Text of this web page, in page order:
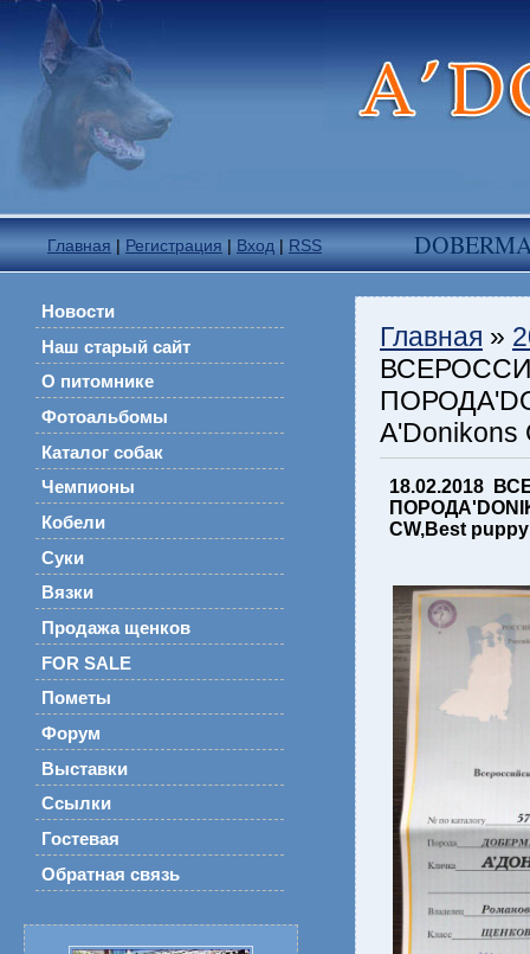
Главная | Регистрация | Вход | RSS
Новости
Наш старый сайт
О питомнике
Фотоальбомы
Каталог собак
Чемпионы
Кобели
Суки
Вязки
Продажа щенков
FOR SALE
Пометы
Форум
Выставки
Ссылки
Гостевая
Обратная связь
Главная »
A'Donikons
18.02.2018
CW,Best puppy